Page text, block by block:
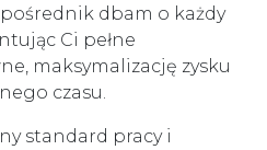
dbam o każdy
Ci pełne
maksymalizację zysku
czasu.
standard pracy i